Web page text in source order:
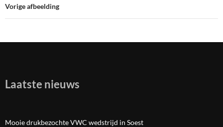
Vorige afbeelding
Laatste nieuws
Mooie drukbezochte VWC wedstrijd in Soest